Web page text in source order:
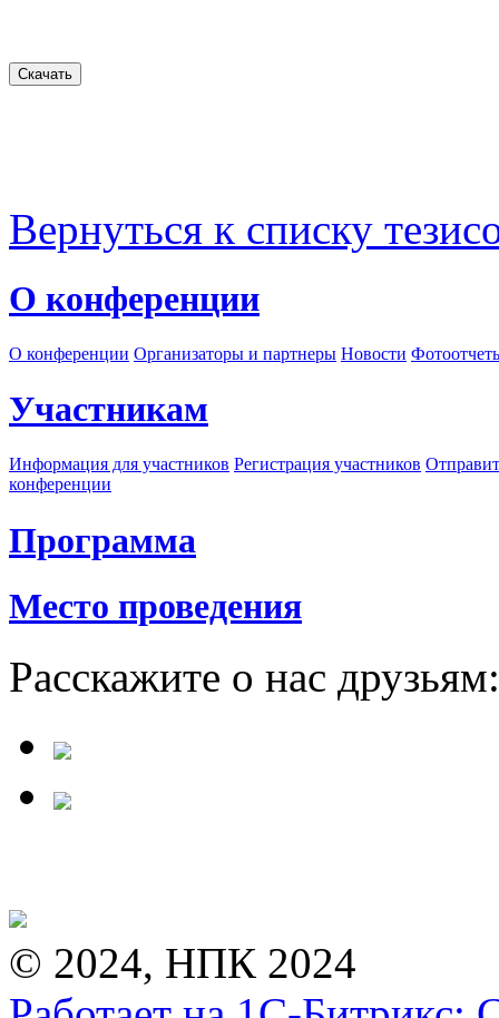
Вернуться к списку
О конференции
О конференции Организаторы и партнеры Новости
Участникам
Информация для участников Регистрация участников
конференции
Программа
Место проведения
Расскажите о нас друзьям:
© 2024, НПК 2024